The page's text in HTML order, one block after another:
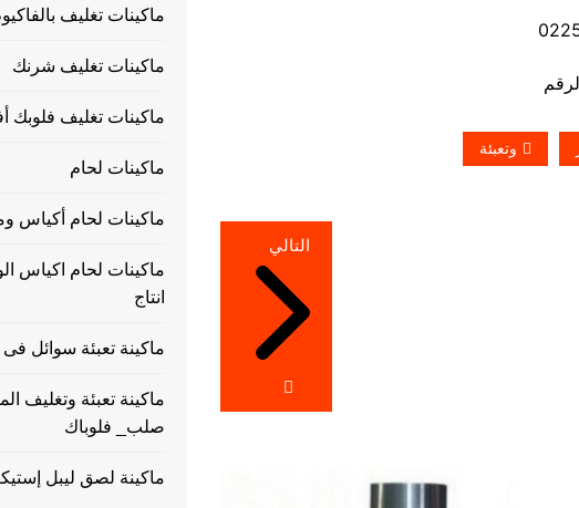
وتعبئة
التالي
ماكينات تغليف
ماكينات تغليف شرنك
ماكينات تغليف فلوبك
ماكينات لحام
ماكينات لحام أكياس
ماكينات لحام اكياس
انتاج
ماكينة تعبئة سوائل
ماكينة تعبئة وتغليف
صلب_ فلوباك
ماكينة لصق ليبل